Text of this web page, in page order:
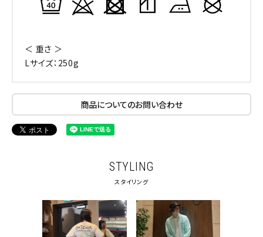
＜ 重さ ＞
Lサイズ：250g
商品についてのお問い合わせ
STYLING
スタイリング